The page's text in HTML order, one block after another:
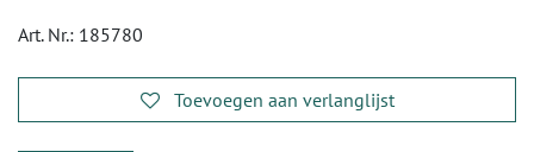
Art. Nr.: 185780
Toevoegen aan verlanglijst